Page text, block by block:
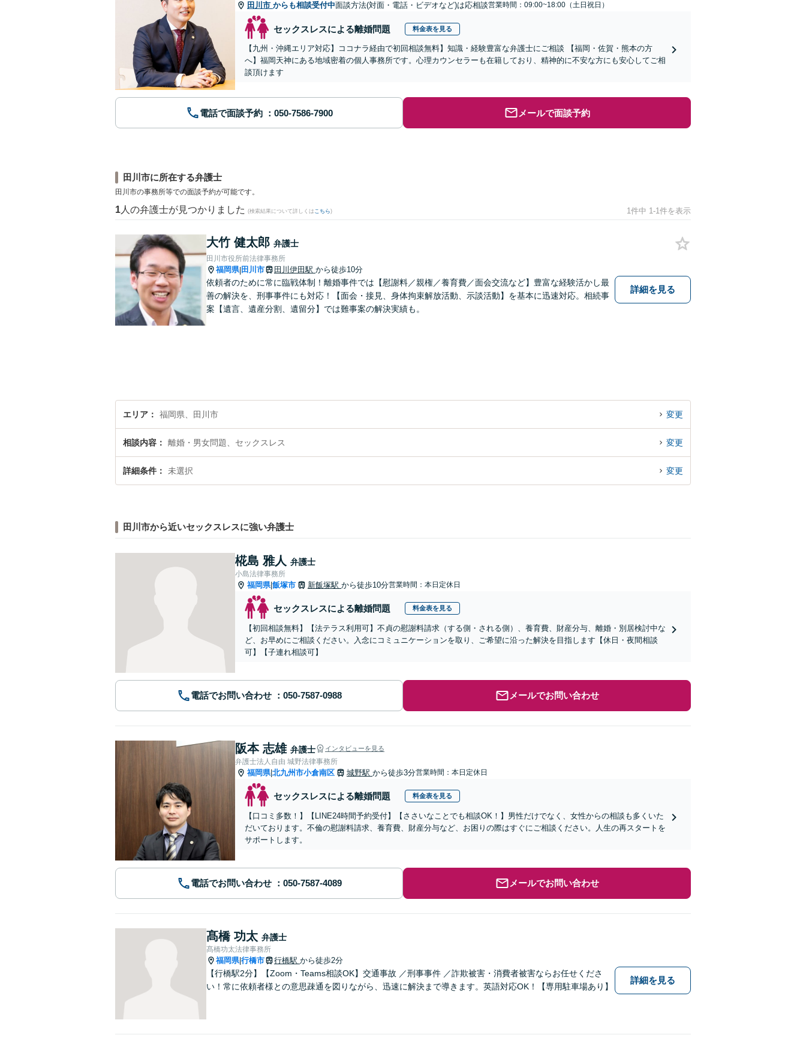
田川市 からも相談受付中面談方法(対面・電話・ビデオなど)は応相談営業時間：09:00~18:00（土日祝日）
セックスレスによる離婚問題 料金表を見る
【九州・沖縄エリア対応】ココナラ経由で初回相談無料】知識・経験豊富な弁護士にご相談 【福岡・佐賀・熊本の方
へ】福岡天神にある地域密着の個人事務所です。心理カウンセラーも在籍しており、精神的に不安な方にも安心してご相
談頂けます
電話で面談予約 メールで面談予約
田川市に所在する弁護士
田川市の事務所等での面談予約が可能です。
1 人の弁護士が見つかりました (検索結果について詳しくは こちら) 1件中 1-1件を表示
大竹 健太郎 弁護士
田川市役所前法律事務所
福岡県|田川市 田川伊田駅 から徒歩10分
依頼者のために常に臨戦体制！離婚事件では【慰謝料／親権／養育費／面会交流など】豊富な経験活かし最
善の解決を、刑事事件にも対応！【面会・接見、身体拘束解放活動、示談活動】を基本に迅速対応。相続事
案【遺言、遺産分割、遺留分】では難事案の解決実績も。
詳細を見る
エリア 福岡県、田川市 変更
相談内容 離婚・男女問題、セックスレス 変更
詳細条件 未選択 変更
田川市から近いセックスレスに強い弁護士
椛島 雅人 弁護士
小島法律事務所
福岡県|飯塚市 新飯塚駅 から徒歩10分営業時間：本日定休日
セックスレスによる離婚問題 料金表を見る
【初回相談無料】【法テラス利用可】不貞の慰謝料請求（する側・される側）、養育費、財産分与、離婚・別居検討中な
ど、お早めにご相談ください。入念にコミュニケーションを取り、ご希望に沿った解決を目指します【休日・夜間相談
可】【子連れ相談可】
電話でお問い合わせ メールでお問い合わせ
阪本 志雄 弁護士 インタビューを見る
弁護士法人自由 城野法律事務所
福岡県|北九州市小倉南区 城野駅 から徒歩3分営業時間：本日定休日
セックスレスによる離婚問題 料金表を見る
【口コミ多数！】【LINE24時間予約受付】【ささいなことでも相談OK！】男性だけでなく、女性からの相談も多くいた
だいております。不倫の慰謝料請求、養育費、財産分与など、お困りの際はすぐにご相談ください。人生の再スタートを
サポートします。
電話でお問い合わせ メールでお問い合わせ
髙橋 功太 弁護士
髙橋功太法律事務所
福岡県|行橋市 行橋駅 から徒歩2分
【行橋駅2分】【Zoom・Teams相談OK】交通事故 ／刑事事件 ／詐欺被害・消費者被害ならお任せくださ
い！常に依頼者様との意思疎通を図りながら、迅速に解決まで導きます。英語対応OK！【専用駐車場あり】
詳細を見る